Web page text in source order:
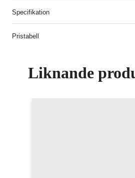
Specifikation
Pristabell
Liknande